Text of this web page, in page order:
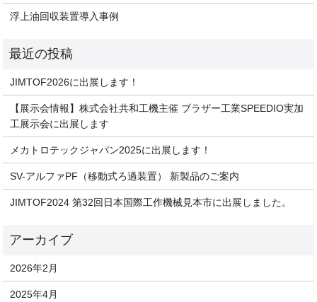
浮上油回収装置導入事例
JIMTOF2026に出展します！
【展示会情報】株式会社共和工機主催 ブラザー工業SPEEDIO実加
工展示会に出展します
メカトロテックジャパン2025に出展します！
SV-アルファPF（移動式ろ過装置） 新製品のご案内
JIMTOF2024 第32回日本国際工作機械見本市に出展しました。
2026年2月
2025年4月